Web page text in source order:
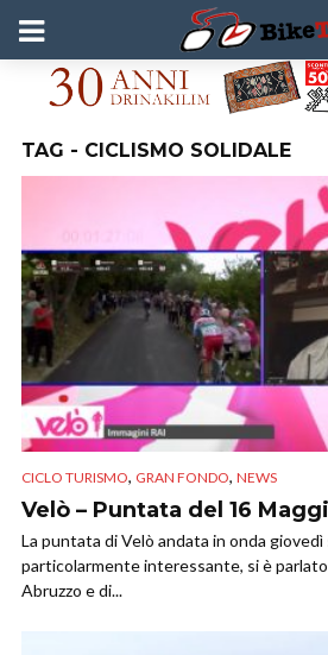
TAG - CICLISMO SOLIDALE
CICLO TURISMO, GRAN FONDO, NEWS
Velò – Puntata del 16
La puntata di Velò andata in onda
particolarmente interessante, si è parlato
Abruzzo e di...